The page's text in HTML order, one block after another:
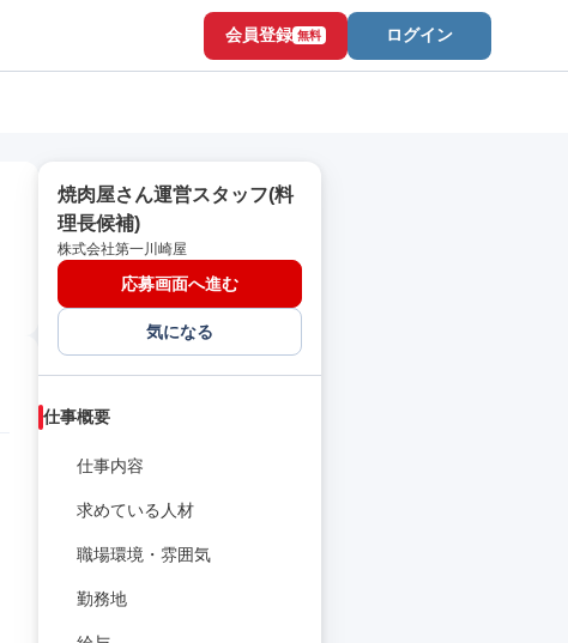
会員登録 無料 ログイン
焼肉屋さん運営スタッフ(料
理長候補)
株式会社第一川崎屋
応募画面へ進む
気になる
仕事概要
仕事内容
求めている人材
職場環境・雰囲気
勤務地